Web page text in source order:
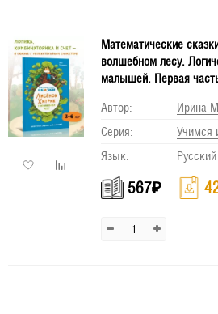
Математические
волшебном лесу.
малышей. Первая
Автор:
Ирина
Серия:
Учимся
Язык:
Русский
567₽